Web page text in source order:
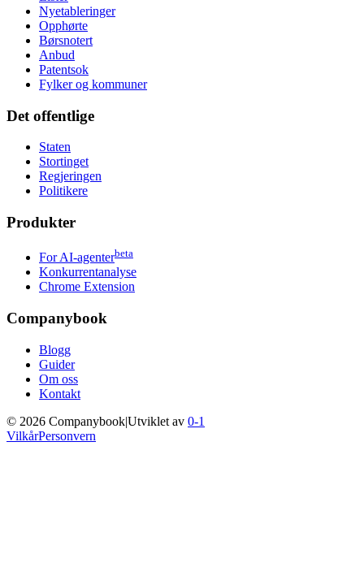
Nyetableringer
Opphørte
Børsnotert
Anbud
Patentsok
Fylker og kommuner
Det offentlige
Staten
Stortinget
Regjeringen
Politikere
Produkter
For AI-agenterbeta
Konkurrentanalyse
Chrome Extension
Companybook
Blogg
Guider
Om oss
Kontakt
© 2026 Companybook|Utviklet av 0-1
VilkårPersonvern